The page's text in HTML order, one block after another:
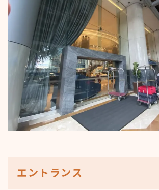
エントランス